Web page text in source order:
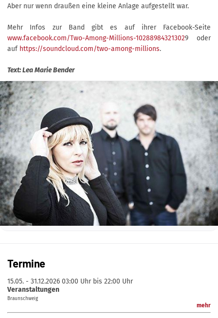
Aber nur wenn draußen eine kleine Anlage aufgestellt war.
Mehr Infos zur Band gibt es auf ihrer Facebook-Seite
www.facebook.com/Two-Among-Millions-102889843213029 oder
auf https://soundcloud.com/two-among-millions.
Text: Lea Marie Bender
Termine
15.05. - 31.12.2026 03:00 Uhr bis 22:00 Uhr
Veranstaltungen
Braunschweig
mehr